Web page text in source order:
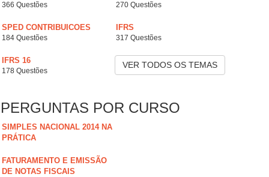
366 Questões 270 Questões
SPED CONTRIBUICOES
184 Questões
IFRS
317 Questões
IFRS 16
178 Questões
VER TODOS OS TEMAS
PERGUNTAS POR CURSO
SIMPLES NACIONAL 2014 NA
PRÁTICA
FATURAMENTO E EMISSÃO
DE NOTAS FISCAIS